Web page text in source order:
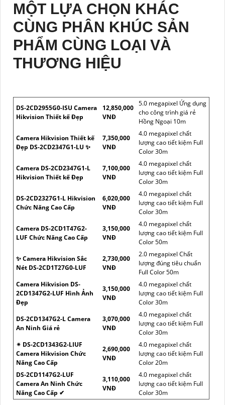
MỘT LỰA CHỌN KHÁC
CÙNG PHÂN KHÚC SẢN
PHẨM CÙNG LOẠI VÀ
THƯƠNG HIỆU
DS-2CD2955G0-ISU Camera
Hikvision Thiết kế Đẹp
12,850,000
VNĐ
5.0 megapixel Ứng dụng
cho công trình giá rẻ
Hồng Ngoại 10m
Camera Hikvision Thiết kế
Đẹp DS-2CD2347G1-LU ✨
7,350,000
VNĐ
4.0 megapixel chất
lượng cao tiết kiệm Full
Color 30m
Camera DS-2CD2347G1-L
Hikvision Thiết kế Đẹp
7,100,000
VNĐ
4.0 megapixel chất
lượng cao tiết kiệm Full
Color 30m
DS-2CD2327G1-L Hikvision
Chức Năng Cao Cấp
6,020,000
VNĐ
4.0 megapixel chất
lượng cao tiết kiệm Full
Color 30m
Camera DS-2CD1T47G2-
LUF Chức Năng Cao Cấp
3,150,000
VNĐ
4.0 megapixel chất
lượng cao tiết kiệm Full
Color 50m
✨ Camera Hikvision Sắc
Nét DS-2CD1T27G0-LUF
2,730,000
VNĐ
2.0 megapixel Chất
lượng đúng tiêu chuẩn
Full Color 50m
Camera Hikvision DS-
2CD1347G2-LUF Hình Ảnh
Đẹp
3,150,000
VNĐ
4.0 megapixel chất
lượng cao tiết kiệm Full
Color 30m
DS-2CD1347G2-L Camera
An Ninh Giá rẻ
3,070,000
VNĐ
4.0 megapixel chất
lượng cao tiết kiệm Full
Color 30m
✴ DS-2CD1343G2-LIUF
Camera Hikvision Chức
Năng Cao Cấp
2,690,000
VNĐ
4.0 megapixel chất
lượng cao tiết kiệm Full
Color 20m
DS-2CD1147G2-LUF
Camera An Ninh Chức
Năng Cao Cấp ✔
3,110,000
VNĐ
4.0 megapixel chất
lượng cao tiết kiệm Full
Color 30m